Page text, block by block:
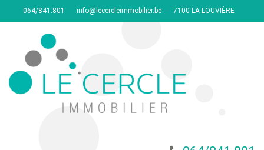
064/841.801 info@lecercleimmobilier.be 7100 LA LOUVIÈRE